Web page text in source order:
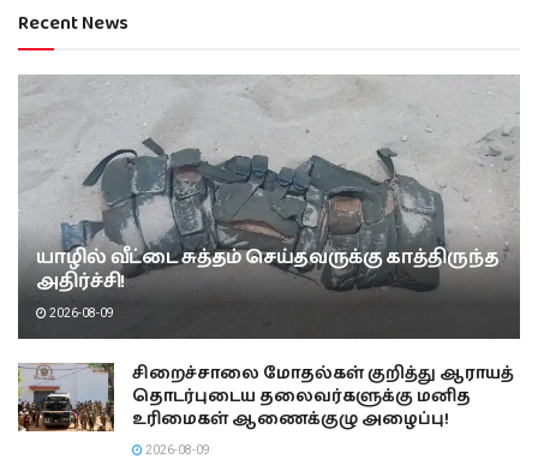
Recent News
யாழில் வீட்டை சுத்தம் செய்தவருக்கு காத்திருந்த
அதிர்ச்சி!
2026-08-09
சிறைச்சாலை மோதல்கள் குறித்து ஆராயத்
தொடர்புடைய தலைவர்களுக்கு மனித
உரிமைகள் ஆணைக்குழு அழைப்பு!
2026-08-09